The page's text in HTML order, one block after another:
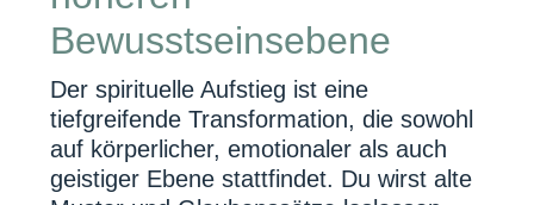
Bewusstseinsebene
Der spirituelle Aufstieg ist eine
tiefgreifende Transformation, die sowohl
auf körperlicher, emotionaler als auch
geistiger Ebene stattfindet. Du wirst alte